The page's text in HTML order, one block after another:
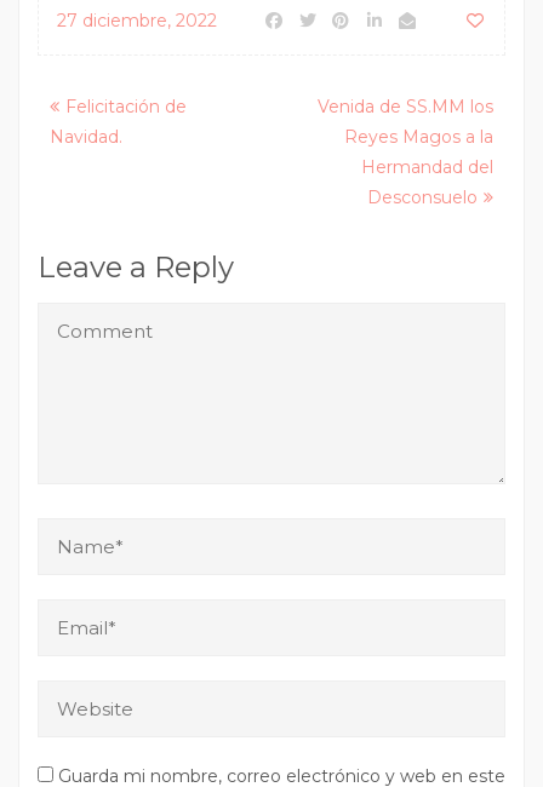
27 diciembre, 2022
Posts
navigation
Felicitación de
Navidad.
Venida de SS.MM los
Reyes Magos a la
Hermandad del
Desconsuelo
Leave a Reply
Guarda mi nombre, correo electrónico y web en este